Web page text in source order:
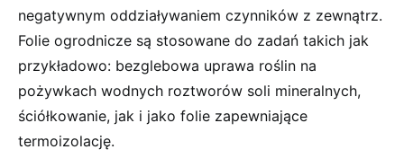
negatywnym oddziaływaniem czynników z zewnątrz.
Folie ogrodnicze są stosowane do zadań takich jak
przykładowo: bezglebowa uprawa roślin na
pożywkach wodnych roztworów soli mineralnych,
ściółkowanie, jak i jako folie zapewniające
termoizolację.